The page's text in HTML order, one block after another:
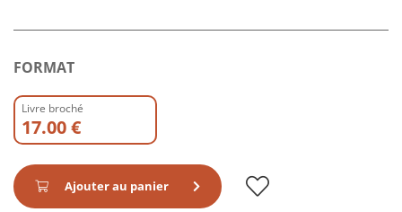
FORMAT
Livre broché
17.00 €
Ajouter au panier